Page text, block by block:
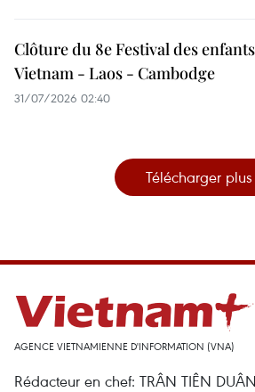
Clôture du 8e Festival des enfants
Vietnam - Laos - Cambodge
31/07/2026 02:40
Télécharger plus
AGENCE VIETNAMIENNE D'INFORMATION (VNA)
Rédacteur en chef: TRÂN TIÊN DUÂN